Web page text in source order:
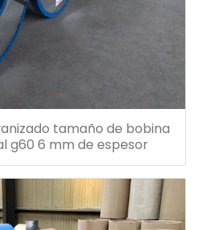
tamaño de bobina
g60 6 mm de espesor